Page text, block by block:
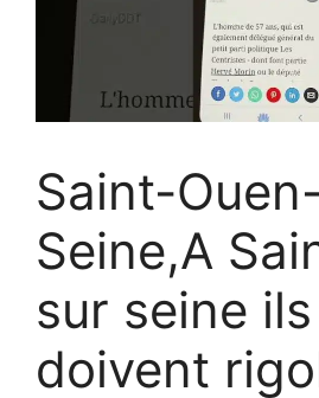
Saint-
Seine,A
sur seine ils
doivent